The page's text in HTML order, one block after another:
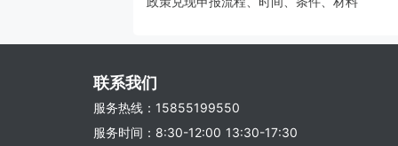
联系我们
服务热线：15855199550
服务时间：8:30-12:00 13:30-17:30